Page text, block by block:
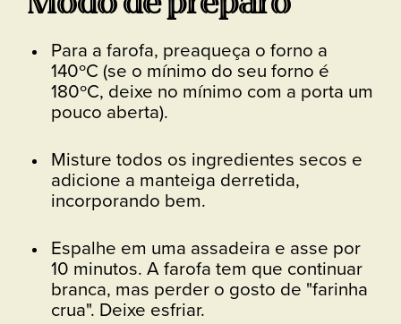
Para a farofa, preaqueça o forno a
140ºC (se o mínimo do seu forno é
180ºC, deixe no mínimo com a porta um
pouco aberta).
Misture todos os ingredientes secos e
adicione a manteiga derretida,
incorporando bem.
Espalhe em uma assadeira e asse por
10 minutos. A farofa tem que continuar
branca, mas perder o gosto de "farinha
crua". Deixe esfriar.